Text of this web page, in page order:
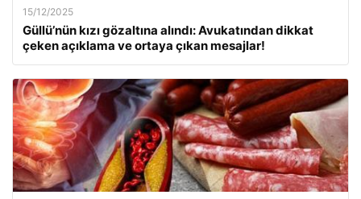
15/12/2025
Güllü’nün kızı gözaltına alındı: Avukatından dikkat
çeken açıklama ve ortaya çıkan mesajlar!